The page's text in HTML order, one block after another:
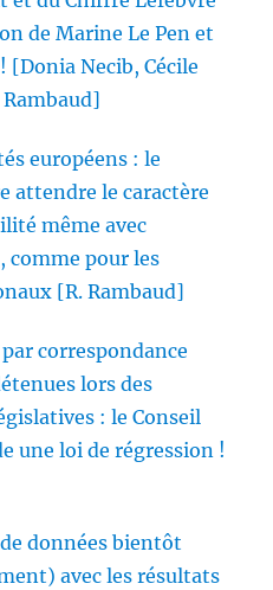
de Marine Le Pen et
[Donia Necib, Cécile
européens : le
attendre le caractère
même avec
comme pour les
[R. Rambaud]
correspondance
lors des
: le Conseil
une loi de régression !
données bientôt
avec les résultats